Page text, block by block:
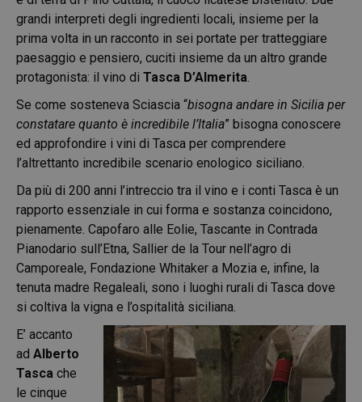
grandi interpreti degli ingredienti locali, insieme per la
prima volta in un racconto in sei portate per tratteggiare
paesaggio e pensiero, cuciti insieme da un altro grande
protagonista: il vino di Tasca D’Almerita.
Se come sosteneva Sciascia “bisogna andare in Sicilia per
constatare quanto è incredibile l’Italia” bisogna conoscere
ed approfondire i vini di Tasca per comprendere
l’altrettanto incredibile scenario enologico siciliano.
Da più di 200 anni l’intreccio tra il vino e i conti Tasca è un
rapporto essenziale in cui forma e sostanza coincidono,
pienamente. Capofaro alle Eolie, Tascante in Contrada
Pianodario sull’Etna, Sallier de la Tour nell’agro di
Camporeale, Fondazione Whitaker a Mozia e, infine, la
tenuta madre Regaleali, sono i luoghi rurali di Tasca dove
si coltiva la vigna e l’ospitalità siciliana.
E’ accanto
ad Alberto
Tasca che
le cinque